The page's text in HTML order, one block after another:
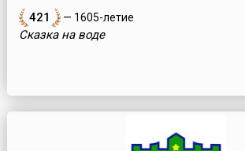
421 — 1605-летие
Сказка на воде